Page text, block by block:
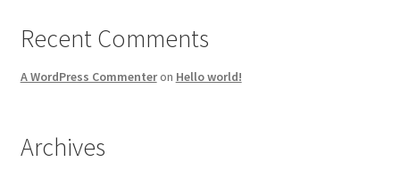
Recent Comments
A WordPress Commenteron Hello world!
Archives